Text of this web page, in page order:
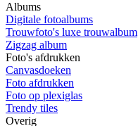
Albums
Digitale fotoalbums
Trouwfoto's luxe trouwalbum
Zigzag album
Foto's afdrukken
Canvasdoeken
Foto afdrukken
Foto op plexiglas
Trendy tiles
Overig